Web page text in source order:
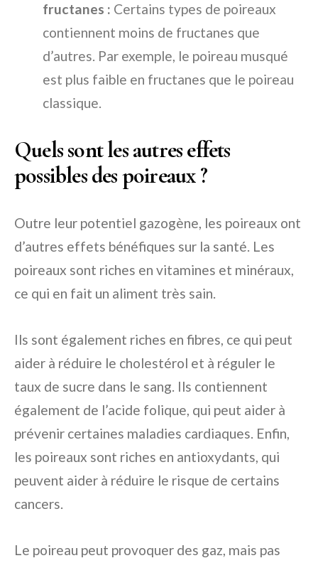
fructanes : Certains types de poireaux
contiennent moins de fructanes que
d’autres. Par exemple, le poireau musqué
est plus faible en fructanes que le poireau
classique.
Quels sont les autres effets
possibles des poireaux ?
Outre leur potentiel gazogène, les poireaux ont
d’autres effets bénéfiques sur la santé. Les
poireaux sont riches en vitamines et minéraux,
ce qui en fait un aliment très sain.
Ils sont également riches en fibres, ce qui peut
aider à réduire le cholestérol et à réguler le
taux de sucre dans le sang. Ils contiennent
également de l’acide folique, qui peut aider à
prévenir certaines maladies cardiaques. Enfin,
les poireaux sont riches en antioxydants, qui
peuvent aider à réduire le risque de certains
cancers.
Le poireau peut provoquer des gaz, mais pas